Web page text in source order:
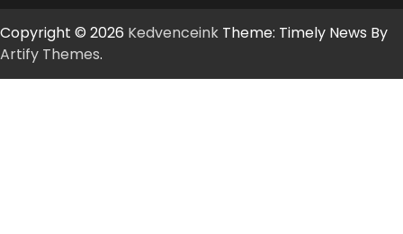
Copyright © 2026 Kedvenceink Theme: Timely News By
Artify Themes.